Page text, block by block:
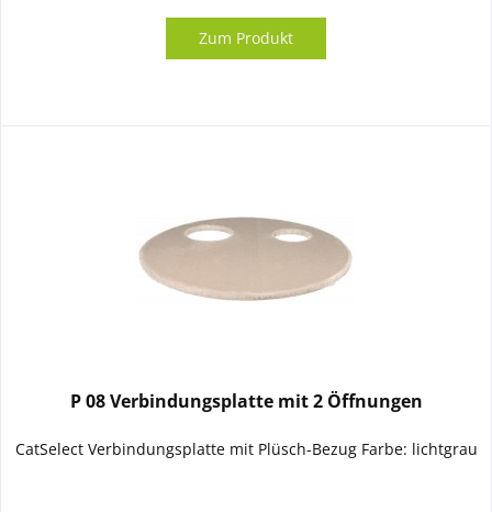
Zum Produkt
P 08 Verbindungsplatte mit 2 Öffnungen
CatSelect Verbindungsplatte mit Plüsch-Bezug Farbe: lichtgrau